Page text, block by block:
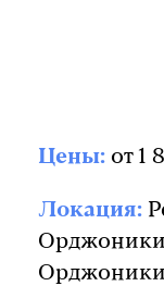
Цены: от 1
Локация: